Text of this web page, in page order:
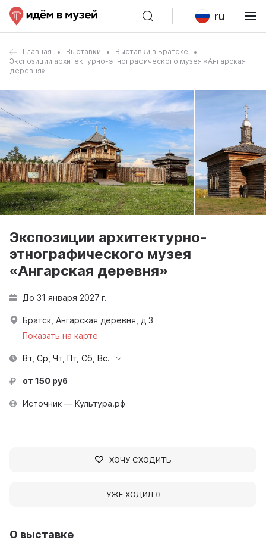
ru
Главная Выставки
Выставки в Братске
Экспозиции архитектурно-этнографического музея «Ангарская
деревня»
О выставке
Экспозиции архитектурно-
этнографического музея
«Ангарская деревня»
До 31 января 2027 г.
Братск, Ангарская деревня, д 3
Показать на карте
Вт, Ср, Чт, Пт, Сб, Вс.
от 150 руб
Источник — Культура.рф
ХОЧУ СХОДИТЬ
УЖЕ ХОДИЛ 0